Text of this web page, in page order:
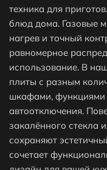
⭐Какие самые
категории
⬇ Какие самые
Газовые и
Как получить
техника для
блюд дома. Газовые
нагрев и точный
равномерное
использование. В
плиты с разным
шкафами, функциями
автоотключения.
закалённого стекла
сохраняют
сочетает